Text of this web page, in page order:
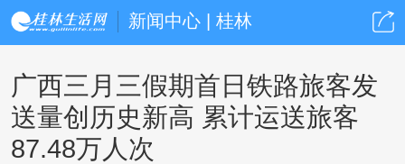
新闻中心 | 桂林
广西三月三假期首日铁路旅客发
送量创历史新高 累计运送旅客
87.48万人次